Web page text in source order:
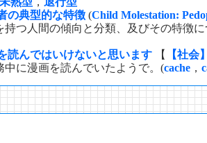
の典型的な特徴 (Child Molestation:
持つ人間の傾向と分類、及びその特徴
読んではいけないと思います 【
【社会
中に漫画を読んでいたようで。(cache ，